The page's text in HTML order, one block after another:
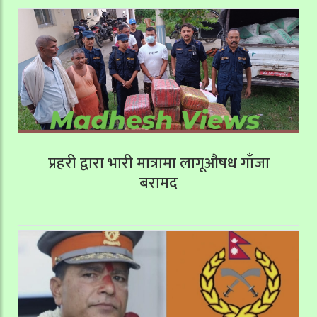
प्रहरी द्वारा भारी मात्रामा लागूऔषध गाँजा
बरामद